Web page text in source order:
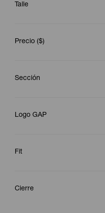
Talle
Precio ($)
Sección
Logo GAP
Fit
Cierre